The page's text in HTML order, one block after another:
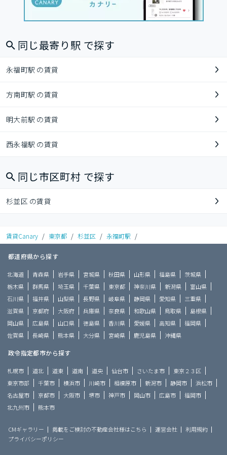
同じ最寄り駅 で探す
永福町駅 の賃貸
方南町駅 の賃貸
明大前駅 の賃貸
西永福駅 の賃貸
同じ市区町村 で探す
杉並区 の賃貸
賃貸Canary / 東京都 / 杉並区 / 永福町駅 /
都道府県から探す
北海道 青森県 岩手県 宮城県 秋田県 山形県 福島県
茨城県
栃木県
群馬県 埼玉県 千葉県 東京都 神奈川県 新潟県
富山県
石川県
福井県 山梨県 長野県 岐阜県 静岡県 愛知県
三重県
滋賀県
京都府 大阪府 兵庫県 奈良県 和歌山県 鳥取県
島根県
岡山県
広島県 山口県 徳島県 香川県 愛媛県 高知県
福岡県
佐賀県
長崎県 熊本県 大分県 宮崎県 鹿児島県 沖縄県
政令指定都市から探す
札幌市 道北 道東 道南 道央 仙台市 さいたま市
東京２３区
東京市部
千葉市 横浜市 川崎市 相模原市 新潟市 静岡市
浜松市
名古屋市
京都市 大阪市 堺市 神戸市 岡山市 広島市
福岡市
北九州市
熊本市
CMギャラリー 掲載をご検討の不動産会社様はこちら 運営会社
利用規約
プライバシーポリシー